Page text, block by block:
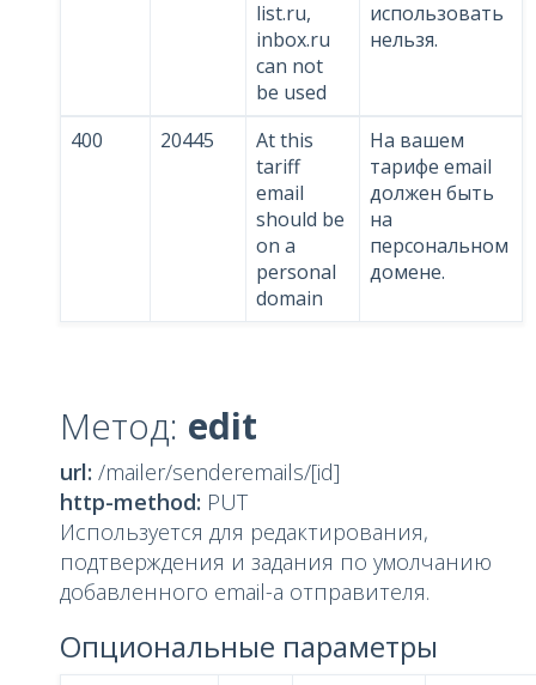
list.ru,
inbox.ru
can not
be used
использовать
нельзя.
400 20445
At this
tariff
email
should be
on a
personal
domain
На вашем
тарифе email
должен быть
на
персональном
домене.
Метод: edit
url: /mailer/senderemails/[id]
http-method: PUT
Используется для редактирования,
подтверждения и задания по умолчанию
добавленного email-а отправителя.
Опциональные параметры